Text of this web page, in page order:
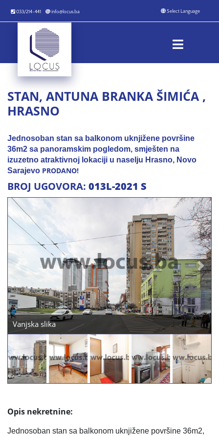
033/214-441 info@locus.ba
STAN, ANTUNA BRANKA ŠIMIĆA ,
HRASNO
Jednosoban stan sa balkonom uknjižene površine
36m2 sa panoramskim pogledom, smješten na
izuzetno atraktivnoj lokaciji u naselju Hrasno, Novo
Sarajevo PRODANO!
BROJ UGOVORA: 013L-2021 S
.Dnevni boravak
Previous Next
Opis nekretnine:
Jednosoban stan sa balkonom uknjižene površine 36m2,